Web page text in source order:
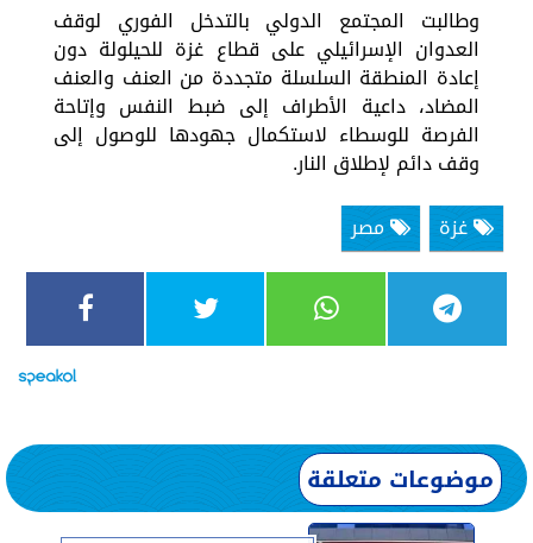
وطالبت المجتمع الدولي بالتدخل الفوري لوقف
العدوان الإسرائيلي على قطاع غزة للحيلولة دون
إعادة المنطقة السلسلة متجددة من العنف والعنف
المضاد، داعية الأطراف إلى ضبط النفس وإتاحة
الفرصة للوسطاء لاستكمال جهودها للوصول إلى
وقف دائم لإطلاق النار.
غزة
مصر
موضوعات متعلقة